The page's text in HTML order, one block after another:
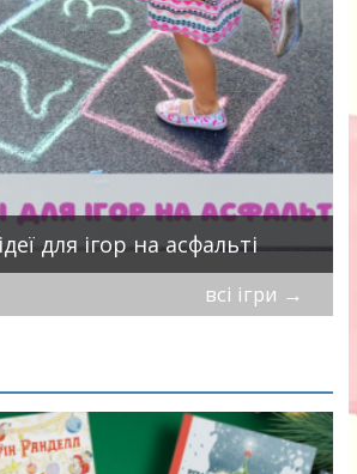
для ігор на асфальті
всі ігри →